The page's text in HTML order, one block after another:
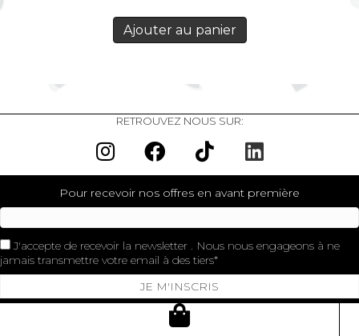
Ajouter au panier
RETROUVEZ NOUS SUR:
Pour recevoir nos offres en avant première
J'accepte de recevoir la newsletter . Nous nous engageons à ne
jamais transmettre votre email à des tiers
JE M'INSCRIS